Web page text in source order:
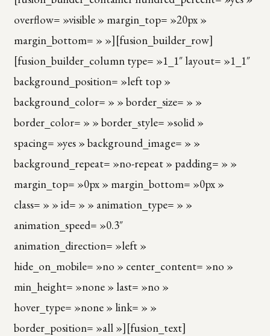
overflow= »visible » margin_top= »20px »
margin_bottom= » »][fusion_builder_row]
[fusion_builder_column type= »1_1″ layout= »1_1″
background_position= »left top »
background_color= » » border_size= » »
border_color= » » border_style= »solid »
spacing= »yes » background_image= » »
background_repeat= »no-repeat » padding= » »
margin_top= »0px » margin_bottom= »0px »
class= » » id= » » animation_type= » »
animation_speed= »0.3″
animation_direction= »left »
hide_on_mobile= »no » center_content= »no »
min_height= »none » last= »no »
hover_type= »none » link= » »
border_position= »all »][fusion_text]